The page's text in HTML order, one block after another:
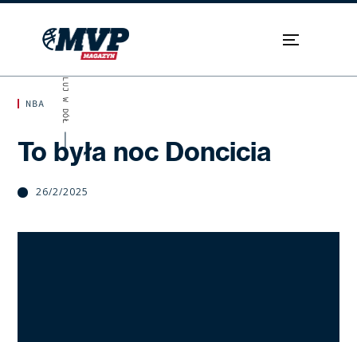
NBA
To była noc Doncicia
26/2/2025
SKROLUJ W DÓŁ